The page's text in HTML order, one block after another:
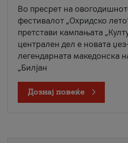
Во пресрет на
фестивалот „Охридско
претстави кампањата
централен дел е новата
легендарната македонска
„Билјан
Дознај повеќе